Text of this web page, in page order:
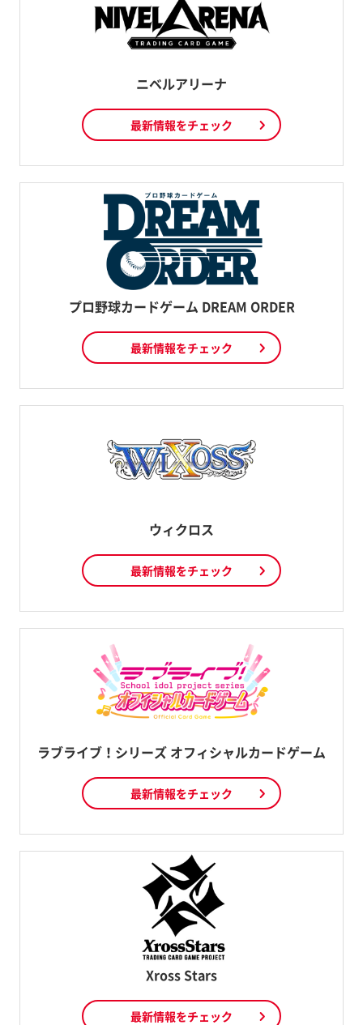
ニベルアリーナ
最新情報をチェック
プロ野球カードゲーム DREAM ORDER
最新情報をチェック
ウィクロス
最新情報をチェック
ラブライブ！シリーズ オフィシャルカードゲーム
最新情報をチェック
Xross Stars
最新情報をチェック